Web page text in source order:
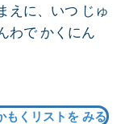
えに、いつ じゅ
わで かくにん
もくリストを みる